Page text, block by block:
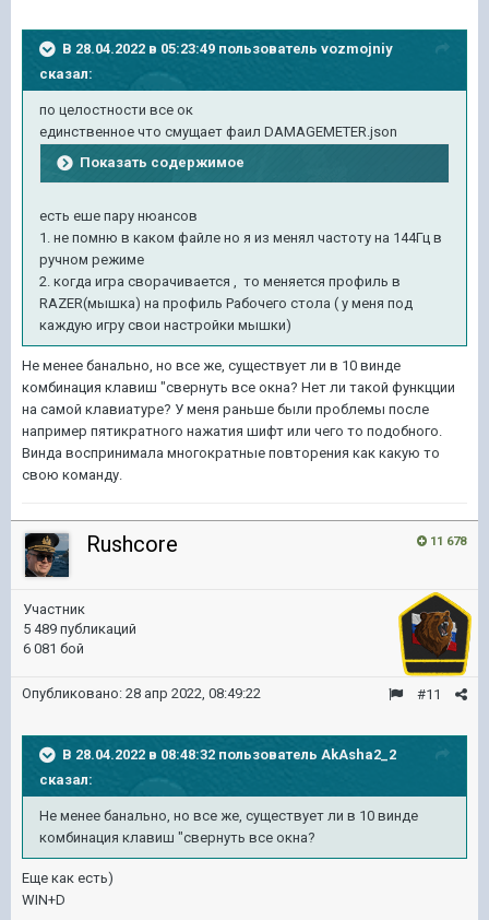
В 28.04.2022 в 05:23:49 пользователь vozmojniy
сказал:
по целостности все ок
единственное что смущает фаил DAMAGEMETER.json
Показать содержимое
есть еше пару нюансов
1. не помню в каком файле но я из менял частоту на 144Гц в
ручном режиме
2. когда игра сворачивается , то меняется профиль в
RAZER(мышка) на профиль Рабочего стола ( у меня под
каждую игру свои настройки мышки)
Не менее банально, но все же, существует ли в 10 винде
комбинация клавиш "свернуть все окна? Нет ли такой функцции
на самой клавиатуре? У меня раньше были проблемы после
например пятикратного нажатия шифт или чего то подобного.
Винда воспринимала многократные повторения как какую то
свою команду.
11 678
Rushcore
Участник
5 489 публикаций
6 081 бой
#11
Опубликовано: 28 апр 2022, 08:49:22
В 28.04.2022 в 08:48:32 пользователь AkAsha2_2
сказал:
Не менее банально, но все же, существует ли в 10 винде
комбинация клавиш "свернуть все окна?
Еще как есть)
WIN+D